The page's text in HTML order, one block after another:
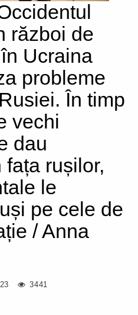
război de
Ucraina
probleme
În timp
vechi
dau
rușilor,
le
pe cele de
/ Anna
3441